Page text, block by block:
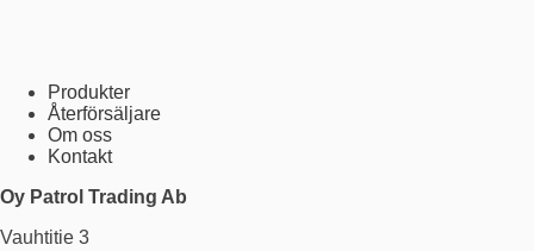
Produkter
Återförsäljare
Om oss
Kontakt
Oy Patrol Trading Ab
Vauhtitie 3